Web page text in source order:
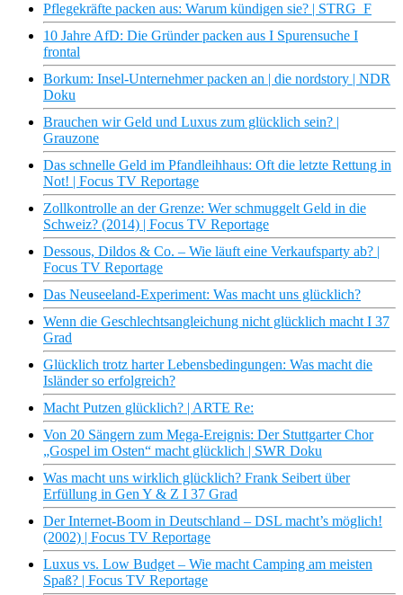
Pflegekräfte packen aus: Warum kündigen sie? | STRG_F
10 Jahre AfD: Die Gründer packen aus I Spurensuche I
frontal
Borkum: Insel-Unternehmer packen an | die nordstory | NDR
Doku
Brauchen wir Geld und Luxus zum glücklich sein? |
Grauzone
Das schnelle Geld im Pfandleihhaus: Oft die letzte Rettung in
Not! | Focus TV Reportage
Zollkontrolle an der Grenze: Wer schmuggelt Geld in die
Schweiz? (2014) | Focus TV Reportage
Dessous, Dildos & Co. – Wie läuft eine Verkaufsparty ab? |
Focus TV Reportage
Das Neuseeland-Experiment: Was macht uns glücklich?
Wenn die Geschlechtsangleichung nicht glücklich macht I 37
Grad
Glücklich trotz harter Lebensbedingungen: Was macht die
Isländer so erfolgreich?
Macht Putzen glücklich? | ARTE Re:
Von 20 Sängern zum Mega-Ereignis: Der Stuttgarter Chor
„Gospel im Osten“ macht glücklich | SWR Doku
Was macht uns wirklich glücklich? Frank Seibert über
Erfüllung in Gen Y & Z I 37 Grad
Der Internet-Boom in Deutschland – DSL macht’s möglich!
(2002) | Focus TV Reportage
Luxus vs. Low Budget – Wie macht Camping am meisten
Spaß? | Focus TV Reportage